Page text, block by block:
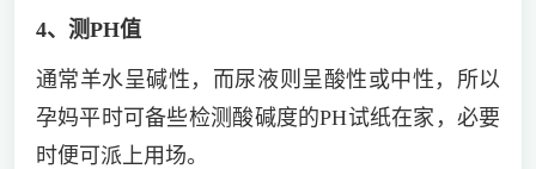
4、测PH值
通常羊水呈碱性，而尿液则呈酸性或中性，所以
孕妈平时可备些检测酸碱度的PH试纸在家，必要
时便可派上用场。